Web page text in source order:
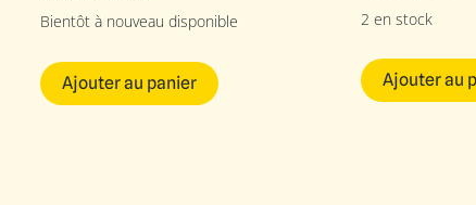
Bientôt à nouveau disponible
Ajouter au panier
2 en stock
Ajouter au